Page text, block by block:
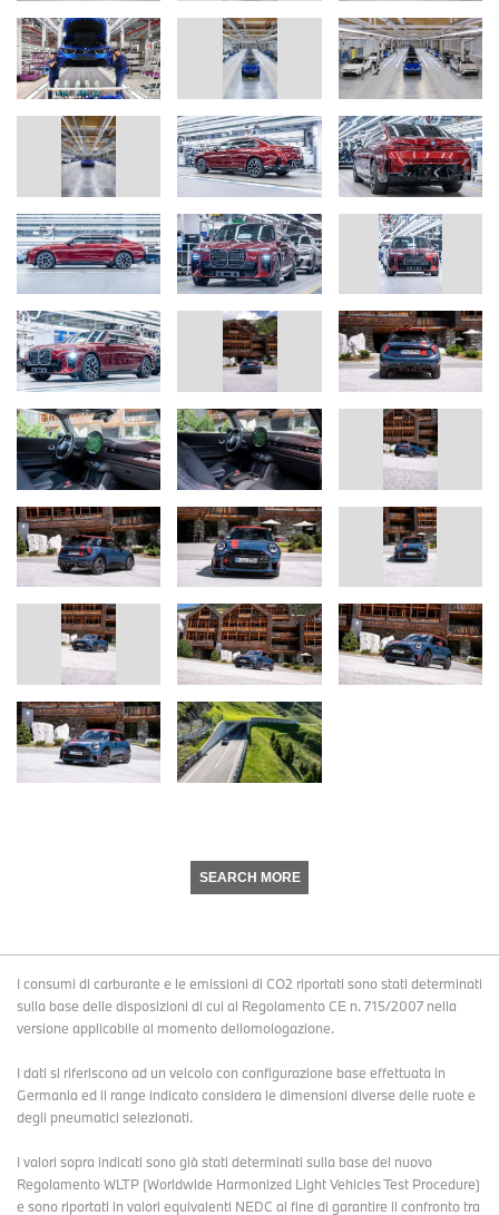
SEARCH MORE
I consumi di carburante e le emissioni di CO2 riportati sono stati determinati
sulla base delle disposizioni di cui al Regolamento CE n. 715/2007 nella
versione applicabile al momento dellomologazione.
I dati si riferiscono ad un veicolo con configurazione base effettuata in
Germania ed il range indicato considera le dimensioni diverse delle ruote e
degli pneumatici selezionati.
I valori sopra indicati sono già stati determinati sulla base del nuovo
Regolamento WLTP (Worldwide Harmonized Light Vehicles Test Procedure)
e sono riportati in valori equivalenti NEDC al fine di garantire il confronto tra